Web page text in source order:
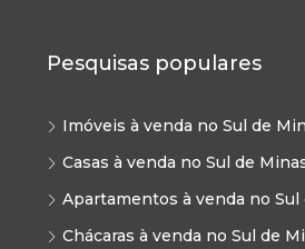
Pesquisas populares
Imóveis à venda no Sul de
Casas à venda no Sul de
Apartamentos à venda no Sul
Chácaras à venda no Sul de